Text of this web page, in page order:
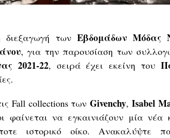
των Εβδομάδων Μόδας
, για την παρουσίαση των
2021-22, σειρά έχει εκείνη του
Fall collections των Givenchy,Isabel
φαίνεται να εγκαινιάζουν μία νέα
ιστορικό οίκο. Ανακαλύψτε